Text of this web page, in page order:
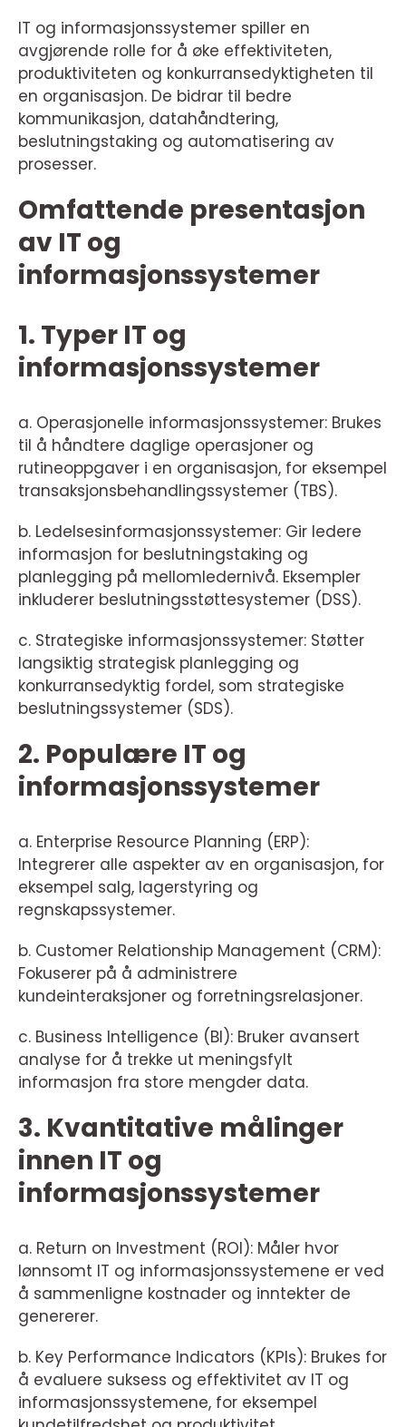
IT og informasjonssystemer spiller en
avgjørende rolle for å øke effektiviteten,
produktiviteten og konkurransedyktigheten til
en organisasjon. De bidrar til bedre
kommunikasjon, datahåndtering,
beslutningstaking og automatisering av
prosesser.
Omfattende presentasjon
av IT og
informasjonssystemer
1. Typer IT og
informasjonssystemer
a. Operasjonelle informasjonssystemer: Brukes
til å håndtere daglige operasjoner og
rutineoppgaver i en organisasjon, for eksempel
transaksjonsbehandlingssystemer (TBS).
b. Ledelsesinformasjonssystemer: Gir ledere
informasjon for beslutningstaking og
planlegging på mellomledernivå. Eksempler
inkluderer beslutningsstøttesystemer (DSS).
c. Strategiske informasjonssystemer: Støtter
langsiktig strategisk planlegging og
konkurransedyktig fordel, som strategiske
beslutningssystemer (SDS).
2. Populære IT og
informasjonssystemer
a. Enterprise Resource Planning (ERP):
Integrerer alle aspekter av en organisasjon, for
eksempel salg, lagerstyring og
regnskapssystemer.
b. Customer Relationship Management (CRM):
Fokuserer på å administrere
kundeinteraksjoner og forretningsrelasjoner.
c. Business Intelligence (BI): Bruker avansert
analyse for å trekke ut meningsfylt
informasjon fra store mengder data.
3. Kvantitative målinger
innen IT og
informasjonssystemer
a. Return on Investment (ROI): Måler hvor
lønnsomt IT og informasjonssystemene er ved
å sammenligne kostnader og inntekter de
genererer.
b. Key Performance Indicators (KPIs): Brukes for
å evaluere suksess og effektivitet av IT og
informasjonssystemene, for eksempel